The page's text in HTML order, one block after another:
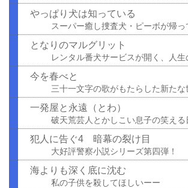
やっぱり犬は知っている
スーパー癒し捜査犬・ピーボが帰っ
となりのマルグリット
レンタル番犬サービスが開く、
今を春べと
三十一文字の歌がもたらした新たな
一発屋と永遠（とわ）
破天荒芸人とかしこい息子の笑える
犯人に告ぐ4 暗幕の裂け目
大好評警察小説シリーズ第四弾！
海よりも深く底に沈む
私の子供を殺してほしいーー